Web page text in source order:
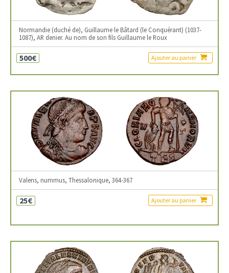
Normandie (duché de), Guillaume le Bâtard (le Conquérant) (1037-
1087), AR denier. Au nom de son fils Guillaume le Roux
500€ Ajouter au panier
Valens, nummus, Thessalonique, 364-367
25€ Ajouter au panier